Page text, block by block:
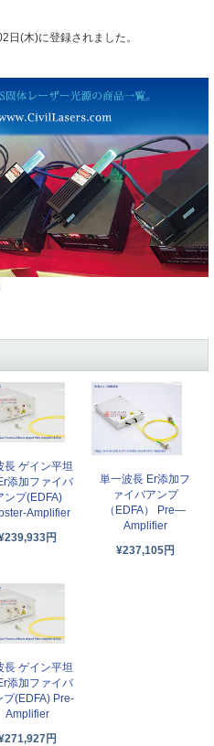
日(木)に登録されました。
長 ゲイン平坦
添加ファイバ
ンプ(EDFA)
Amplifier
円
単一波長 Er添加フ
ァイバアンプ
（EDFA） Pre—
Amplifier
¥237,105円
長 ゲイン平坦
添加ファイバ
プ(EDFA) Pre-
Amplifier
円